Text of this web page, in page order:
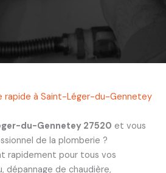
rapide à Saint-Léger-du-Gennetey
du-Gennetey 27520 et vous
de la plomberie ?
rapidement pour tous vos
dépannage de chaudière,